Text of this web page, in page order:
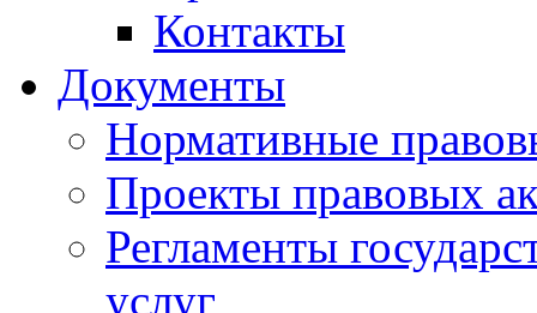
Контакты
Документы
Нормативные
Проекты правовых
Регламенты
услуг